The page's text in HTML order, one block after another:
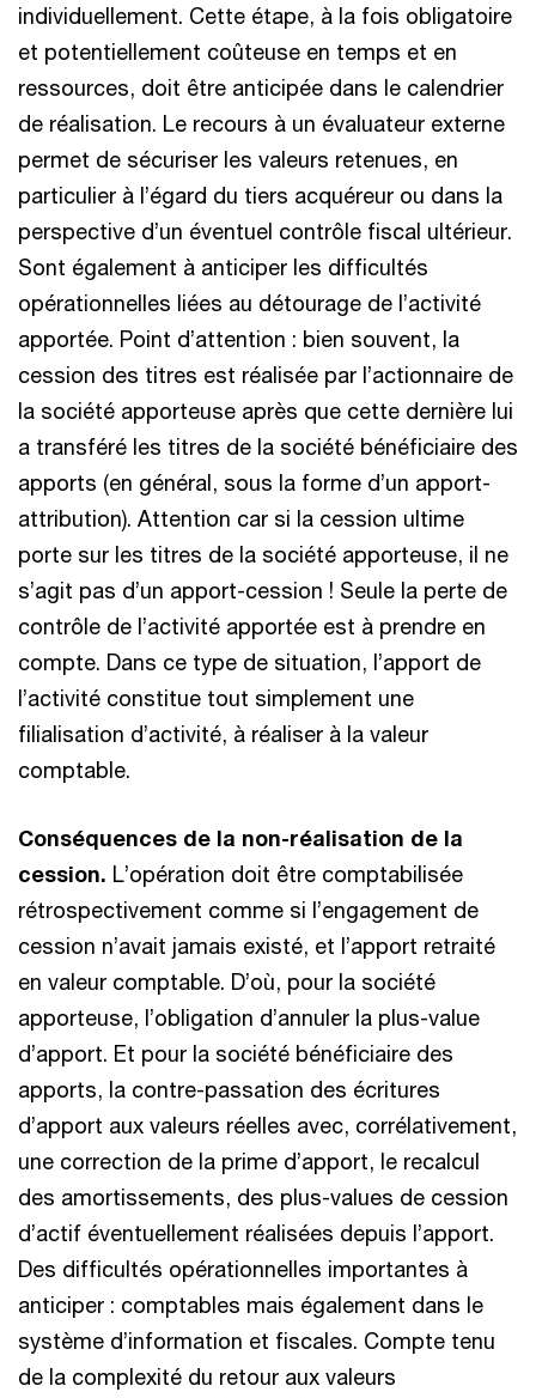
individuellement. Cette étape, à la fois obligatoire
et potentiellement coûteuse en temps et en
ressources, doit être anticipée dans le calendrier
de réalisation. Le recours à un évaluateur externe
permet de sécuriser les valeurs retenues, en
particulier à l’égard du tiers acquéreur ou dans la
perspective d’un éventuel contrôle fiscal ultérieur.
Sont également à anticiper les difficultés
opérationnelles liées au détourage de l’activité
apportée. Point d’attention : bien souvent, la
cession des titres est réalisée par l’actionnaire de
la société apporteuse après que cette dernière lui
a transféré les titres de la société bénéficiaire des
apports (en général, sous la forme d’un apport-
attribution). Attention car si la cession ultime
porte sur les titres de la société apporteuse, il ne
s’agit pas d’un apport-cession ! Seule la perte de
contrôle de l’activité apportée est à prendre en
compte. Dans ce type de situation, l’apport de
l’activité constitue tout simplement une
filialisation d’activité, à réaliser à la valeur
comptable.
Conséquences de la non-réalisation de la
cession. L’opération doit être comptabilisée
rétrospectivement comme si l’engagement de
cession n’avait jamais existé, et l’apport retraité
en valeur comptable. D’où, pour la société
apporteuse, l’obligation d’annuler la plus-value
d’apport. Et pour la société bénéficiaire des
apports, la contre-passation des écritures
d’apport aux valeurs réelles avec, corrélativement,
une correction de la prime d’apport, le recalcul
des amortissements, des plus-values de cession
d’actif éventuellement réalisées depuis l’apport.
Des difficultés opérationnelles importantes à
anticiper : comptables mais également dans le
système d’information et fiscales. Compte tenu
de la complexité du retour aux valeurs